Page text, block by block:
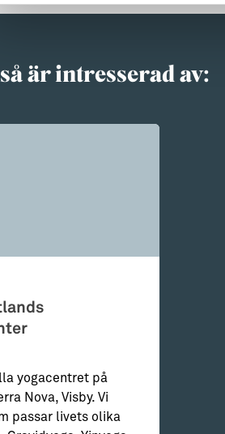
är intresserad av:
yogacentret på
Nova, Visby. Vi
passar livets olika